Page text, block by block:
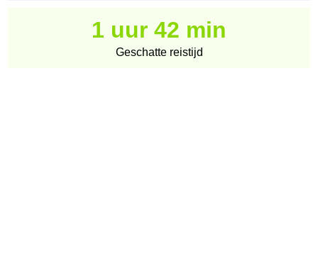
1 uur 42 min
Geschatte reistijd